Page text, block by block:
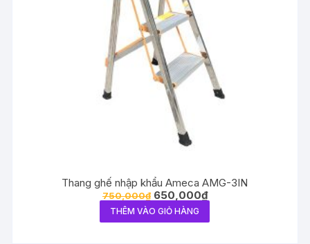
Thang ghế nhập khẩu Ameca AMG-3IN
750,000₫ 650,000₫
THÊM VÀO GIỎ HÀNG